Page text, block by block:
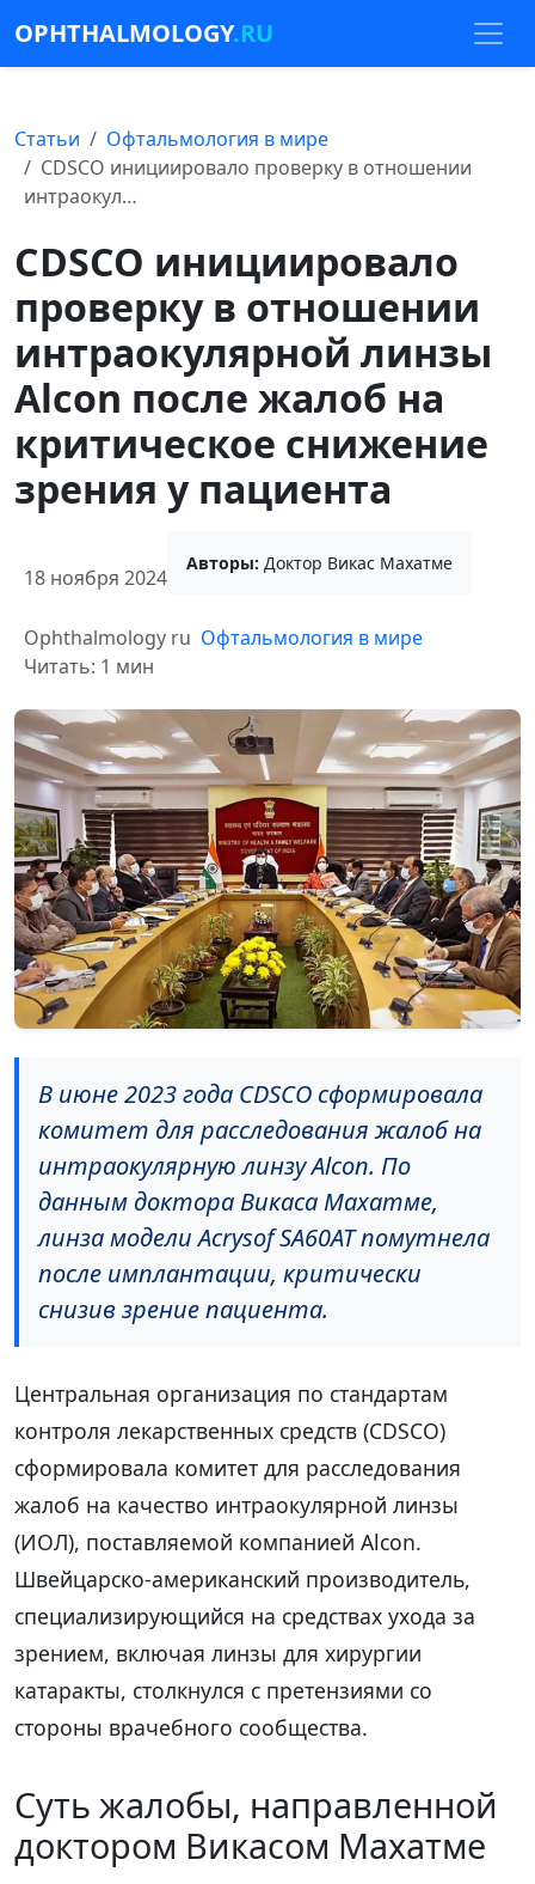
OPHTHALMOLOGY.RU
Статьи
Офтальмология в мире
CDSCO инициировало проверку в отношении
интраокул…
CDSCO инициировало
проверку в отношении
интраокулярной линзы
Alcon после жалоб на
критическое снижение
зрения у пациента
18 ноября 2024
Авторы: Доктор Викас Махатме
Ophthalmology ru Офтальмология в мире
Читать: 1 мин
В июне 2023 года CDSCO сформировала
комитет для расследования жалоб на
интраокулярную линзу Alcon. По
данным доктора Викаса Махатме,
линза модели Acrysof SA60AT помутнела
после имплантации, критически
снизив зрение пациента.
Центральная организация по стандартам
контроля лекарственных средств (CDSCO)
сформировала комитет для расследования
жалоб на качество интраокулярной линзы
(ИОЛ), поставляемой компанией Alcon.
Швейцарско-американский производитель,
специализирующийся на средствах ухода за
зрением, включая линзы для хирургии
катаракты, столкнулся с претензиями со
стороны врачебного сообщества.
Суть жалобы, направленной
доктором Викасом Махатме